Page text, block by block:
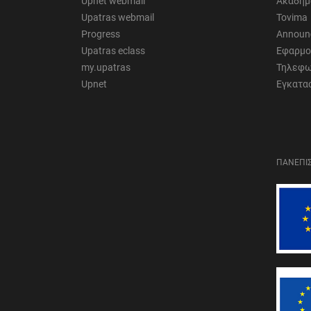
Upatras webmail
Progress
Upatras eclass
my.upatras
Upnet
Tovima